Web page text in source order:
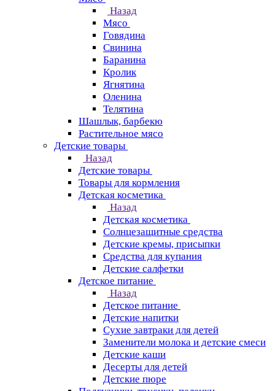
Назад
Мясо
Говядина
Свинина
Баранина
Кролик
Ягнятина
Оленина
Телятина
Шашлык, барбекю
Растительное мясо
Детские товары
Назад
Детские товары
Товары для кормления
Детская косметика
Назад
Детская косметика
Солнцезащитные средства
Детские кремы, присыпки
Средства для купания
Детские салфетки
Детское питание
Назад
Детское питание
Детские напитки
Сухие завтраки для детей
Заменители молока и детские смеси
Детские каши
Десерты для детей
Детские пюре